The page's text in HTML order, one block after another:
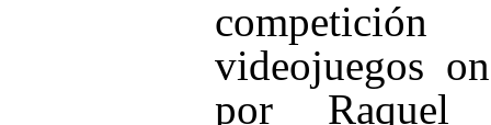
videojuegos
por Raquel